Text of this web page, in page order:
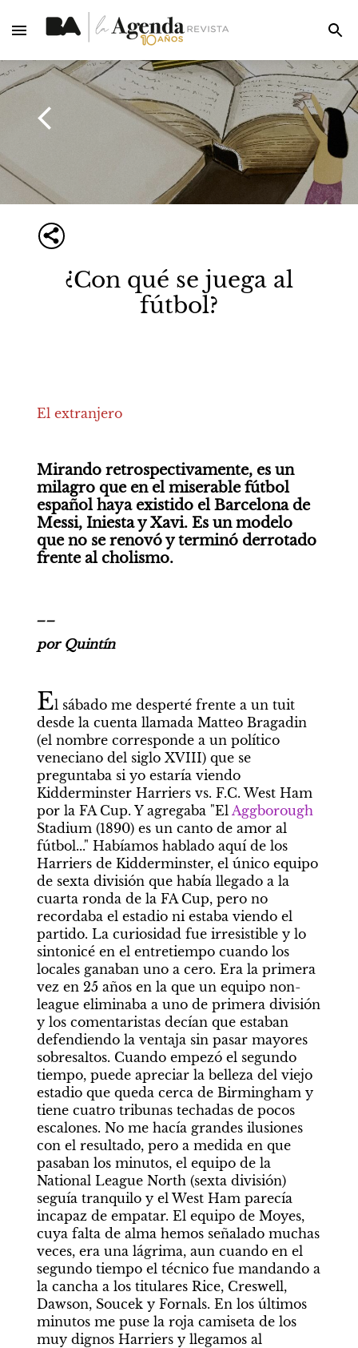
¿Con qué se juega al
fútbol?
El extranjero
Mirando retrospectivamente, es un
milagro que en el miserable fútbol
español haya existido el Barcelona de
Messi, Iniesta y Xavi. Es un modelo
que no se renovó y terminó derrotado
frente al cholismo.
por Quintín
El sábado me desperté frente a un tuit
desde la cuenta llamada Matteo Bragadin
(el nombre corresponde a un político
veneciano del siglo XVIII) que se
preguntaba si yo estaría viendo
Kidderminster Harriers vs. F.C. West Ham
por la FA Cup. Y agregaba "El Aggborough
Stadium (1890) es un canto de amor al
fútbol..." Habíamos hablado aquí de los
Harriers de Kidderminster, el único equipo
de sexta división que había llegado a la
cuarta ronda de la FA Cup, pero no
recordaba el estadio ni estaba viendo el
partido. La curiosidad fue irresistible y lo
sintonicé en el entretiempo cuando los
locales ganaban uno a cero. Era la primera
vez en 25 años en la que un equipo non-
league eliminaba a uno de primera división
y los comentaristas decían que estaban
defendiendo la ventaja sin pasar mayores
sobresaltos. Cuando empezó el segundo
tiempo, puede apreciar la belleza del viejo
estadio que queda cerca de Birmingham y
tiene cuatro tribunas techadas de pocos
escalones. No me hacía grandes ilusiones
con el resultado, pero a medida en que
pasaban los minutos, el equipo de la
National League North (sexta división)
seguía tranquilo y el West Ham parecía
incapaz de empatar. El equipo de Moyes,
cuya falta de alma hemos señalado muchas
veces, era una lágrima, aun cuando en el
segundo tiempo el técnico fue mandando a
la cancha a los titulares Rice, Creswell,
Dawson, Soucek y Fornals. En los últimos
minutos me puse la roja camiseta de los
muy dignos Harriers y llegamos al